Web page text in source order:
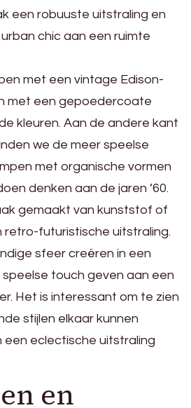
een robuuste uitstraling en
chic aan een ruimte
met een vintage Edison-
met een gepoedercoate
kleuren. Aan de andere kant
we de meer speelse
met organische vormen
denken aan de jaren ’60.
gemaakt van kunststof of
retro-futuristische uitstraling.
sfeer creëren in een
touch geven aan een
Het is interessant om te zien
stijlen elkaar kunnen
een eclectische uitstraling
en